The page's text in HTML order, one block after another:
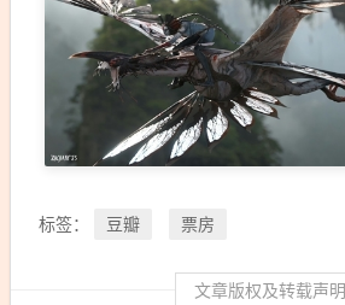
标签： 豆瓣 票房
文章版权及转载声明